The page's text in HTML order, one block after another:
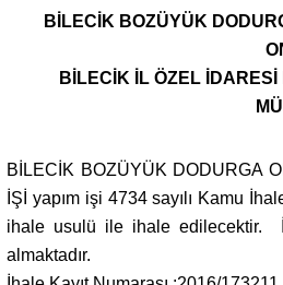
BİLECİK BOZÜYÜK
BİLECİK İL ÖZEL
BİLECİK BOZÜYÜK DODURGA
İŞİ yapım işi 4734 sayılı Kamu
ihale usulü ile ihale edilecektir.
almaktadır.